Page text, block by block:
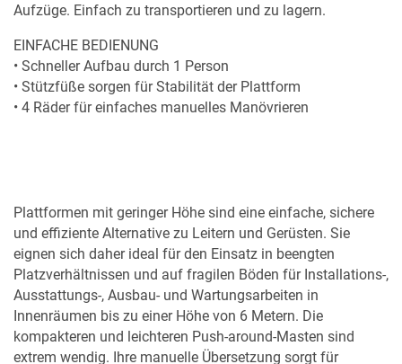
Aufzüge. Einfach zu transportieren und zu lagern.
EINFACHE BEDIENUNG
• Schneller Aufbau durch 1 Person
• Stützfüße sorgen für Stabilität der Plattform
• 4 Räder für einfaches manuelles Manövrieren
Plattformen mit geringer Höhe sind eine einfache, sichere
und effiziente Alternative zu Leitern und Gerüsten. Sie
eignen sich daher ideal für den Einsatz in beengten
Platzverhältnissen und auf fragilen Böden für Installations-,
Ausstattungs-, Ausbau- und Wartungsarbeiten in
Innenräumen bis zu einer Höhe von 6 Metern. Die
kompakteren und leichteren Push-around-Masten sind
extrem wendig. Ihre manuelle Übersetzung sorgt für